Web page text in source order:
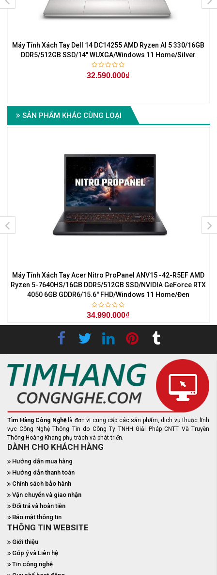
Máy Tính Xách Tay Dell 14 DC14255 AMD Ryzen AI 5 330/16GB
DDR5/512GB SSD/14'' WUXGA/Windows 11 Home/Silver
32.590.000₫
SẢN PHẨM KHÁC CÙNG LOẠI
Máy Tính Xách Tay Acer Nitro ProPanel ANV15 -42-R5EF AMD
Ryzen 5-7640HS/16GB DDR5/512GB SSD/NVIDIA GeForce RTX
4050 6GB GDDR6/15.6'' FHD/Windows 11 Home/Đen
34.990.000₫
Tìm Hàng Công Nghệ là đơn vị cung cấp các sản phẩm, dịch vụ thuộc lĩnh
vực Công Nghệ Thông Tin do Công Ty TNHH Giải Pháp CNTT Và Truyền
Thông Hoàng Khang phụ trách và phát triển.
DÀNH CHO KHÁCH HÀNG
Hướng dẫn mua hàng
Hướng dẫn thanh toán
Chính sách bảo hành
Vận chuyển và giao nhận
Đổi trả và hoàn tiền
Bảo mật thông tin
THÔNG TIN WEBSITE
Giới thiệu
Góp ý và Liên hệ
Tin công nghệ